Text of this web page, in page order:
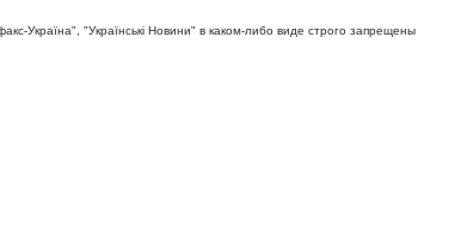
Україна", "Українськi Новини" в каком-либо виде строго запрещены